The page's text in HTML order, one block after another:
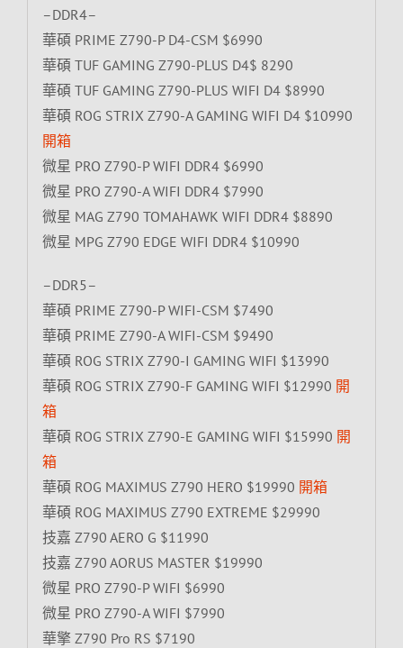
–DDR4–
華碩 PRIME Z790-P D4-CSM $6990
華碩 TUF GAMING Z790-PLUS D4$ 8290
華碩 TUF GAMING Z790-PLUS WIFI D4 $8990
華碩 ROG STRIX Z790-A GAMING WIFI D4 $10990
開箱
微星 PRO Z790-P WIFI DDR4 $6990
微星 PRO Z790-A WIFI DDR4 $7990
微星 MAG Z790 TOMAHAWK WIFI DDR4 $8890
微星 MPG Z790 EDGE WIFI DDR4 $10990
–DDR5–
華碩 PRIME Z790-P WIFI-CSM $7490
華碩 PRIME Z790-A WIFI-CSM $9490
華碩 ROG STRIX Z790-I GAMING WIFI $13990
華碩 ROG STRIX Z790-F GAMING WIFI $12990 開
箱
華碩 ROG STRIX Z790-E GAMING WIFI $15990 開
箱
華碩 ROG MAXIMUS Z790 HERO $19990 開箱
華碩 ROG MAXIMUS Z790 EXTREME $29990
技嘉 Z790 AERO G $11990
技嘉 Z790 AORUS MASTER $19990
微星 PRO Z790-P WIFI $6990
微星 PRO Z790-A WIFI $7990
華擎 Z790 Pro RS $7190